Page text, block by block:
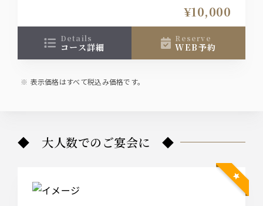
↓おすすめプラスオプション↓
【コースのイカでは物足りないお客様におすすめ】
泳ぎイカ増量⇒1300円（お一人様50ｇが倍の100ｇ
【もう一品何か欲しい…そんなお客様に】
＊詳しくお好みを伺いたいので、お電話でご相談下
さるとスムーズです！
¥10,000
details
コース詳細
reserve
WEB予約
表示価格はすべて税込み価格です。
◆ 大人数でのご宴会に ◆